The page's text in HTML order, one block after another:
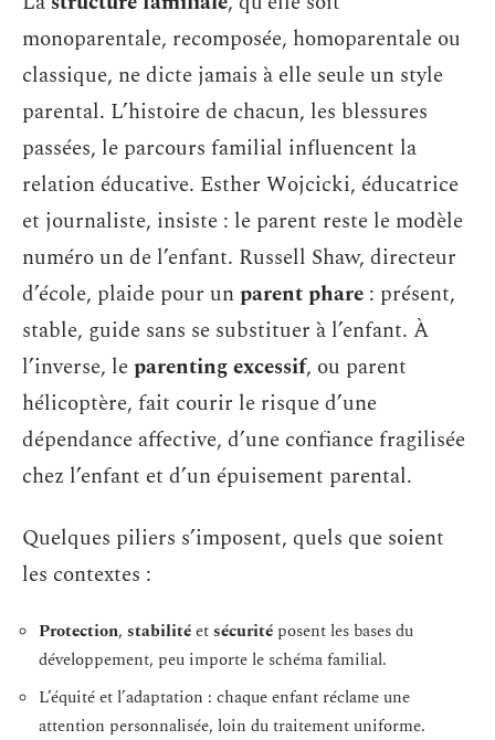
monoparentale, recomposée, homoparentale ou
classique, ne dicte jamais à elle seule un style
parental. L’histoire de chacun, les blessures
passées, le parcours familial influencent la
relation éducative. Esther Wojcicki, éducatrice
et journaliste, insiste : le parent reste le modèle
numéro un de l’enfant. Russell Shaw, directeur
d’école, plaide pour unparent phare : présent,
stable, guide sans se substituer à l’enfant. À
l’inverse, leparenting excessif, ou parent
hélicoptère, fait courir le risque d’une
dépendance affective, d’une confiance fragilisée
chez l’enfant et d’un épuisement parental.
Quelques piliers s’imposent, quels que soient
les contextes :
Protection, stabilitéetsécurité posent les bases du
développement, peu importe le schéma familial.
L’équité et l’adaptation : chaque enfant réclame une
attention personnalisée, loin du traitement uniforme.